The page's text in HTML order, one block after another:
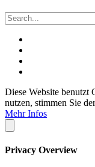
Diese Website benutzt
nutzen, stimmen Sie
Mehr Infos
Privacy Overview